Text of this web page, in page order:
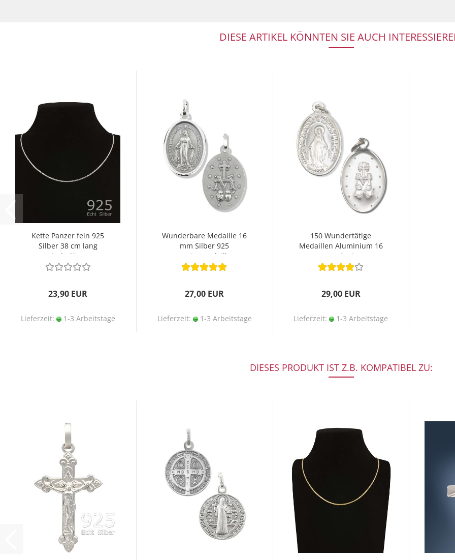
DIESE ARTIKEL KÖNNTEN SIE AUCH
Kette Panzer fein 925
Silber 38 cm lang
Kinderlänge
23,90 EUR
Lieferzeit: 1-3 Arbeitstage
Wunderbare Medaille 16
mm Silber 925
Marienmedaille
27,00 EUR
Lieferzeit: 1-3 Arbeitstage
150 Wundertätige
Medaillen Aluminium 16
mm mit Ring
29,00 EUR
Lieferzeit: 1-3 Arbeitstage
DIESES PRODUKT IST Z.B. KOMPATIBEL ZU: